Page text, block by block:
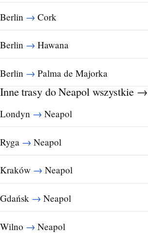
Berlin → Cork
Berlin → Hawana
Berlin → Palma de Majorka
Inne trasy do Neapolwszystkie →
Londyn → Neapol
Ryga → Neapol
Kraków → Neapol
Gdańsk → Neapol
Wilno → Neapol